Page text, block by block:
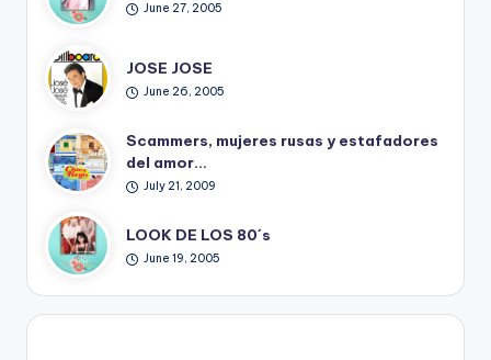
June 27, 2005
JOSE JOSE
June 26, 2005
Scammers, mujeres rusas y estafadores
del amor…
July 21, 2009
LOOK DE LOS 80´s
June 19, 2005